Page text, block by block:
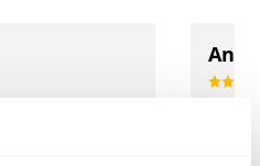
prijs alles